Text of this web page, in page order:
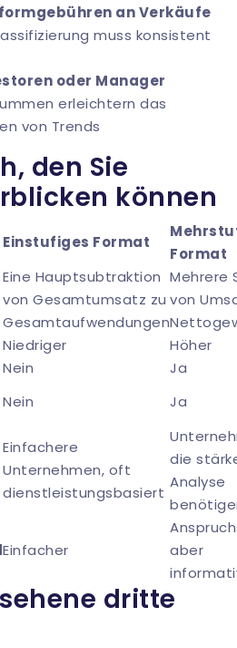
an Verkäufe
muss konsistent
oder Manager
erleichtern das
von Trends
den Sie
können
Einstufiges Format
Format
Eine Hauptsubtraktion
von Gesamtumsatz zu
Gesamtaufwendungen
Mehrere
von
Niedriger
Höher
Nein
Ja
Nein Ja
Einfachere
Unternehmen, oft
dienstleistungsbasiert
die
Analyse
Einfacher
aber
dritte